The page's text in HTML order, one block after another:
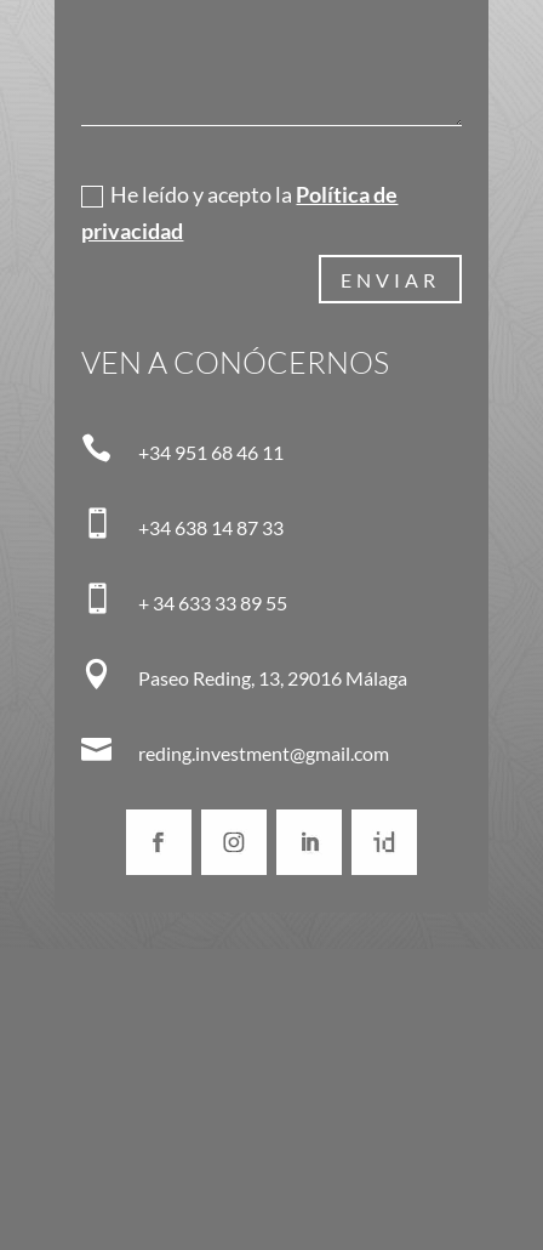
He leído y acepto la Política de
privacidad
ENVIAR
VEN A CONÓCERNOS
 +34 951 68 46 11
+34 638 14 87 33
+ 34 633 33 89 55
 Paseo Reding, 13, 29016 Málaga
 reding.investment@gmail.com